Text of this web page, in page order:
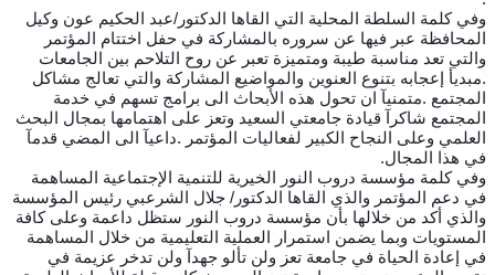
وفي كلمة السلطة المحلية التي القاها الدكتور/عبد الحكيم عون وكيل
المحافظة عبر فيها عن سروره بالمشاركة في حفل اختتام المؤتمر
والتي تعد مناسبة طيبة ومتميزة تعبر عن روح التلاحم بين الجامعات
.مبديأ إعجابه بتنوع العنوين والمواضيع المشاركة والتي تعالج مشاكل
المجتمع .متمنيآ ان تحول هذه الأبحاث الى برامج تسهم في خدمة
المجتمع شاكرآ قيادة جامعتي السعيد وتعز على اهتمامها بمجال البحث
العلمي وعلى النجاح الكبير لفعاليات المؤتمر .داعيآ الى المضي قدمآ
في هذا المجال.
وفي كلمة مؤسسة دروب النور الخيرية للتنمية الإجتماعية المساهمة
في دعم المؤتمر والذي القاها الدكتور/ جلال الشرعبي رئيس المؤسسة
والذي أكد من خلالها بأن مؤسسة دروب النور ستظل داعمة وعلى كافة
المستويات وبما يضمن استمرار العملية التعليمية من خلال المساهمة
في إعادة الحياة في جامعة تعز ولن تألو جهدآ ولن تدخر عزيمة في